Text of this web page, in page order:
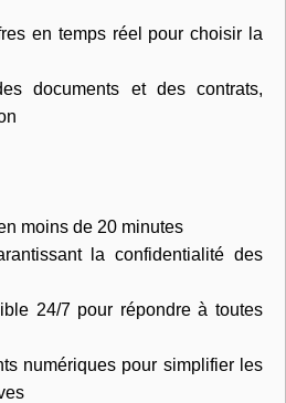
en temps réel pour choisir la
documents et des contrats,
moins de 20 minutes
la confidentialité des
24/7 pour répondre à toutes
numériques pour simplifier les